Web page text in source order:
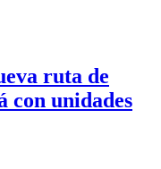
ruta de
con unidades